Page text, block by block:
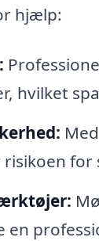
hjælp:
hvilket
for
en